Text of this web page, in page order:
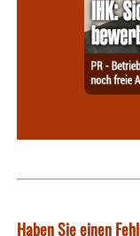
Haben Sie einen